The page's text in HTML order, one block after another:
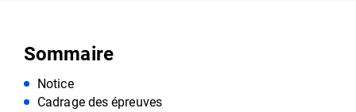
Sommaire
Notice
Cadrage des épreuves